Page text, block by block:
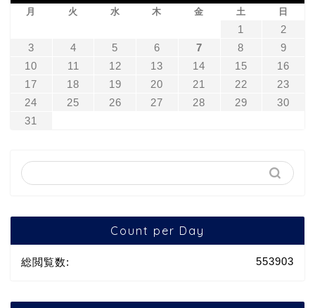
月 火 水 木 金 土 日
1
2
3
4 5 6 7 8
9
10
11 12 13 14 15
16
17
18 19 20 21 22
23
24
25 26 27 28 29
30
31
Count per Day
553903
総閲覧数: